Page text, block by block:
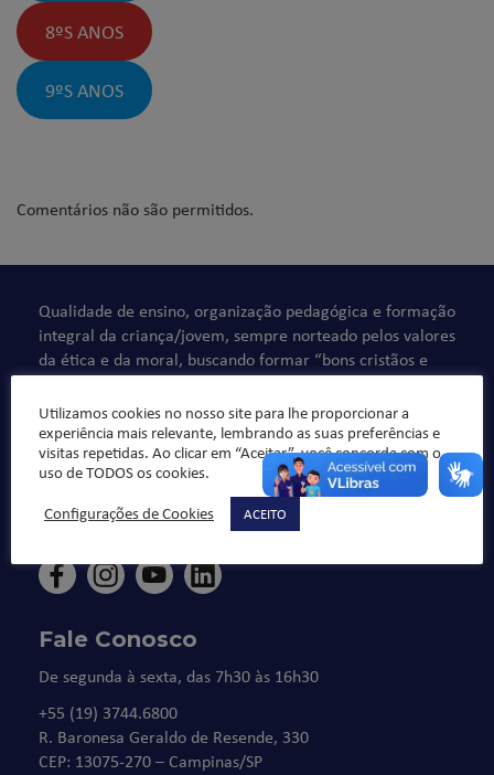
8ºS ANOS
9ºS ANOS
Comentários não são permitidos.
Qualidade de ensino, organização pedagógica e formação
integral da criança/jovem, sempre norteado pelos valores
da ética e da moral, buscando formar “bons cristãos e
honestos cidadãos”.
Fale Conosco
De segunda à sexta, das 7h30 às 16h30
+55 (19) 3744.6800
R. Baronesa Geraldo de Resende, 330
CEP: 13075-270 – Campinas/SP
Utilizamos cookies no nosso site para lhe proporcionar a
experiência mais relevante, lembrando as suas preferências e
visitas repetidas. Ao clicar em “Aceitar”, você concorda com o
uso de TODOS os cookies.
Configurações de Cookies
ACEITO